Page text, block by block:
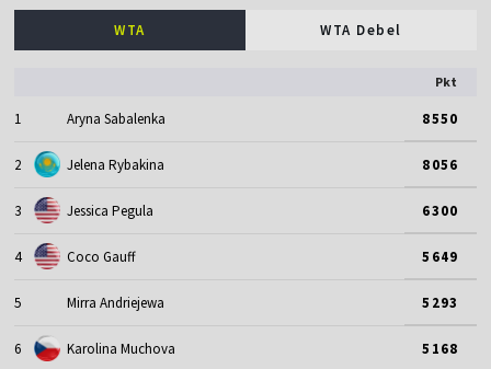
WTA WTA Debel
Pkt
1 Aryna Sabalenka 8550
2 Jelena Rybakina 8056
3 Jessica Pegula 6300
4 Coco Gauff 5649
5 Mirra Andriejewa 5293
6 Karolina Muchova 5168